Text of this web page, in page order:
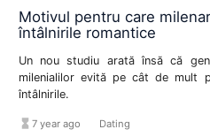
Motivul pentru care
întâlnirile romantice
Un nou studiu arată însă că
milenialilor evită pe cât de mult
întâlnirile.
hourglass_full 7 year ago Dating